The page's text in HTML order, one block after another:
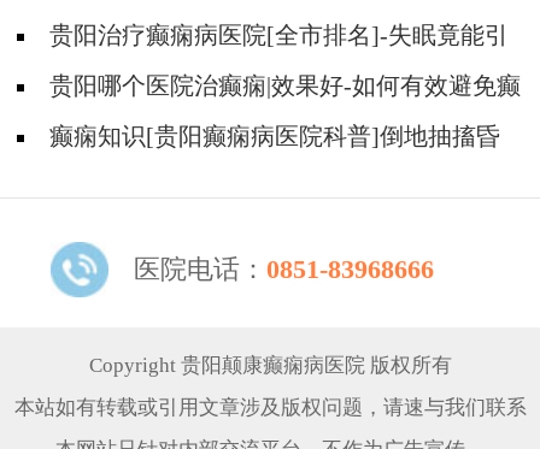
贵阳治疗癫痫病医院[全市排名]-失眠竟能引
起癫痫吗？
贵阳哪个医院治癫痫|效果好-如何有效避免癫
痫诱因？
癫痫知识[贵阳癫痫病医院科普]倒地抽搐昏
医院电话： 0851-83968666
Copyright 贵阳颠康癫痫病医院 版权所有
本站如有转载或引用文章涉及版权问题，请速与我们联系